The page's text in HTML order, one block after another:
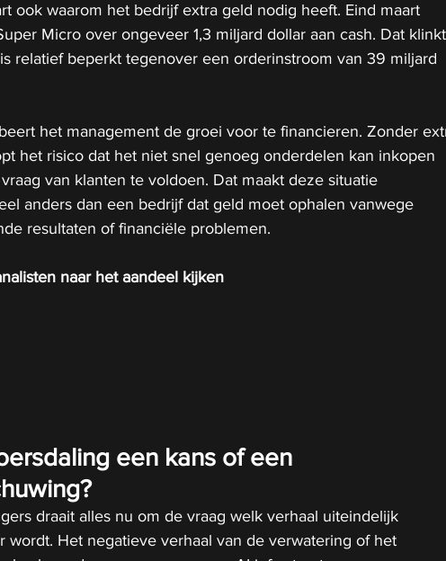
ook waarom het bedrijf extra geld nodig heeft. Eind maart
Micro over ongeveer 1,3 miljard dollar aan cash. Dat klinkt
relatief beperkt tegenover een orderinstroom van 39 miljard
het management de groei voor te financieren. Zonder
het risico dat het niet snel genoeg onderdelen kan inkopen
van klanten te voldoen. Dat maakt deze situatie
anders dan een bedrijf dat geld moet ophalen vanwege
resultaten of financiële problemen.
naar het aandeel kijken
een kans of een
draait alles nu om de vraag welk verhaal uiteindelijk
wordt. Het negatieve verhaal van de verwatering of het